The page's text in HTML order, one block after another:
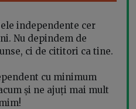
independente cer
Nu depindem de
ci de cititori ca tine.
cu minimum
și ne ajuți mai mult